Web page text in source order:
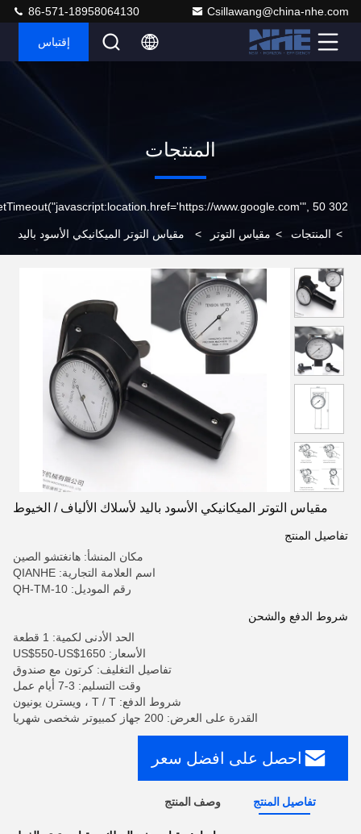
Csillawang@china-nhe.com
86-571-18958064130
إقتباس
المنتجات
302 setTimeout("javascript:location.href='https://www.google.com'", 50);
> المنتجات > مقياس التوتر > مقياس التوتر الميكانيكي الأسود باليد
مقياس التوتر الميكانيكي الأسود باليد لأسلاك الألياف / الخيوط
تفاصيل المنتج
مكان المنشأ: هانغتشو الصين
اسم العلامة التجارية: QIANHE
رقم الموديل: QH-TM-10
شروط الدفع والشحن
الحد الأدنى لكمية: 1 قطعة
الأسعار: US$550-US$1650
تفاصيل التغليف: كرتون مع صندوق
وقت التسليم: 3-7 أيام عمل
شروط الدفع: T / T ، ويسترن يونيون
القدرة على العرض: 200 جهاز كمبيوتر شخصى شهريا
احصل على افضل سعر
تفاصيل المنتج وصف المنتج